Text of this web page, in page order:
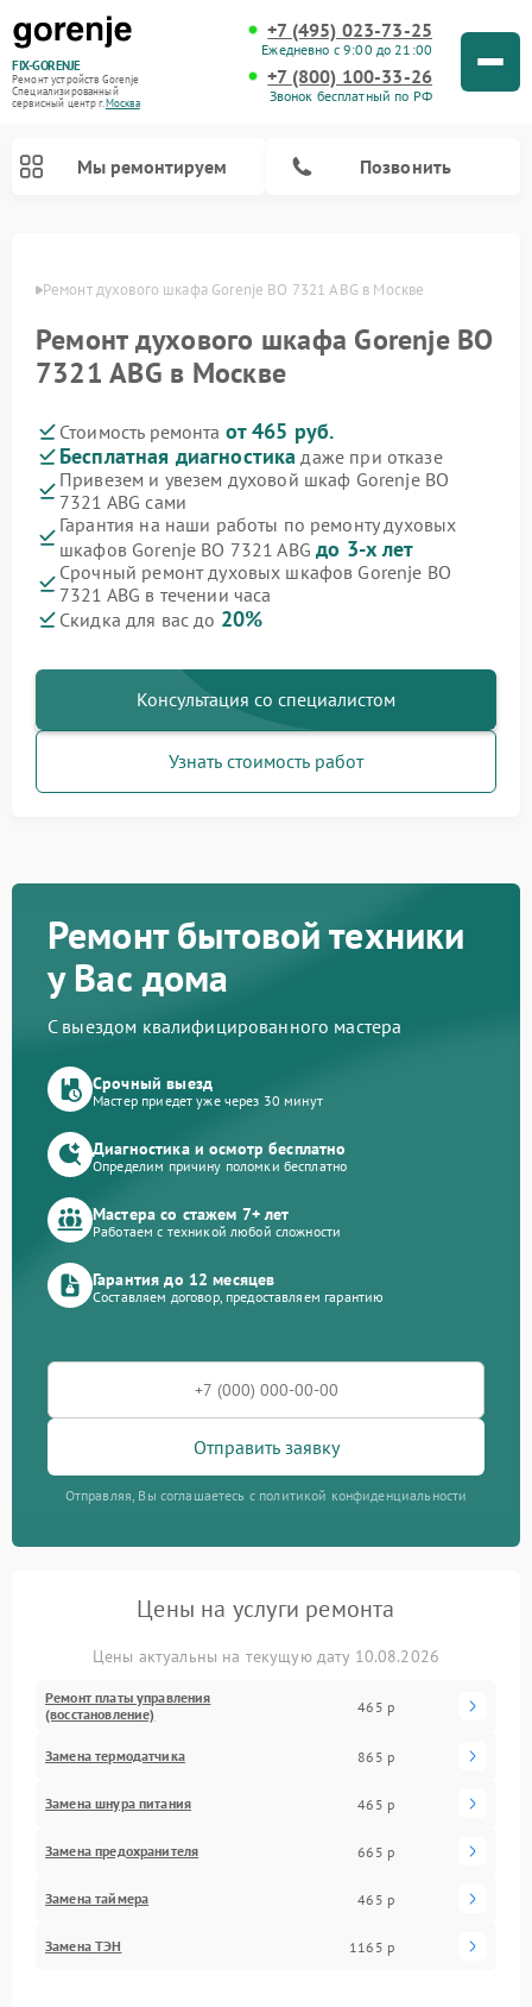
FIX-GORENJE
Ремонт устройств Gorenje
Специализированный
cервисный центр г.Москва
+7 (495) 023-73-25
Ежедневно с 9:00 до 21:00
+7 (800) 100-33-26
Звонок бесплатный по РФ
Мы ремонтируем Позвонить
Ремонт духового шкафа Gorenje BO 7321 ABG в Москве
Ремонт духового шкафа Gorenje BO
7321 ABG в Москве
Стоимость ремонта от 465 руб.
Бесплатная диагностика даже при отказе
Привезем и увезем духовой шкаф Gorenje BO
7321 ABG сами
Гарантия на наши работы по ремонту духовых
шкафов Gorenje BO 7321 ABGдо 3-х лет
Срочный ремонт духовых шкафов Gorenje BO
7321 ABG в течении часа
Скидка для вас до 20%
Консультация со специалистом
Узнать стоимость работ
Ремонт бытовой техники
у Вас дома
С выездом квалифицированного мастера
Срочный выезд
Мастер приедет уже через 30 минут
Диагностика и осмотр бесплатно
Определим причину поломки бесплатно
Мастера со стажем 7+ лет
Работаем с техникой любой сложности
Гарантия до 12 месяцев
Составляем договор, предоставляем гарантию
Отправить заявку
Отправляя, Вы соглашаетесь с политикой конфиденциальности
Цены на услуги ремонта
Цены актуальны на текущую дату 10.08.2026
Ремонт платы управления
(восстановление)
465 р
Замена термодатчика 865 р
Замена шнура питания 465 р
Замена предохранителя 665 р
Замена таймера 465 р
Замена ТЭН 1165 р